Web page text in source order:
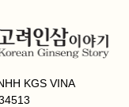
KGS VINA